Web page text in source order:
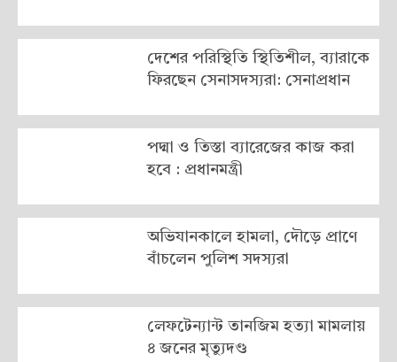
দেশের পরিস্থিতি স্থিতিশীল, ব্যারাকে
ফিরছেন সেনাসদস্যরা: সেনাপ্রধান
পদ্মা ও তিস্তা ব্যারেজের কাজ করা
হবে : প্রধানমন্ত্রী
অভিযানকালে হামলা, দৌড়ে প্রাণে
বাঁচলেন পুলিশ সদস্যরা
লেফটেন্যান্ট তানজিম হত্যা মামলায়
৪ জনের মৃত্যুদণ্ড